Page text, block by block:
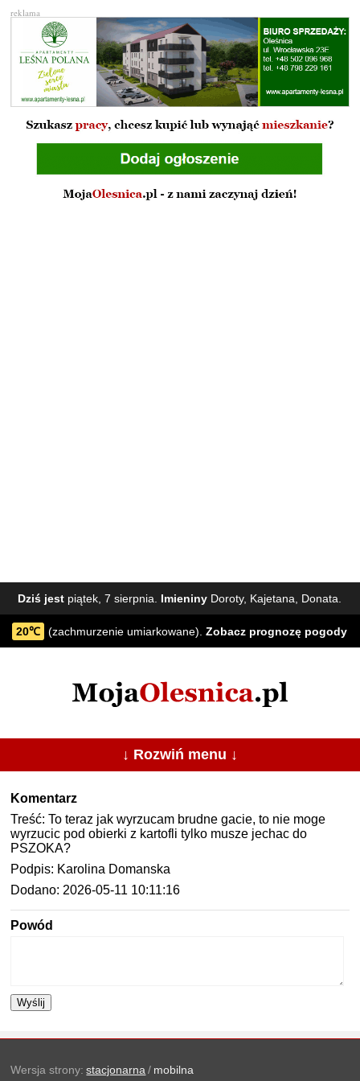
reklama
Dziś jest piątek, 7 sierpnia. Imieniny Doroty, Kajetana, Donata.
20℃ (zachmurzenie umiarkowane).Zobacz prognozę pogody
↓ Rozwiń menu ↓
Komentarz
Treść: To teraz jak wyrzucam brudne gacie, to nie moge
wyrzucic pod obierki z kartofli tylko musze jechac do
PSZOKA?
Podpis: Karolina Domanska
Dodano: 2026-05-11 10:11:16
Powód
Wyślij
Wersja strony: stacjonarna / mobilna